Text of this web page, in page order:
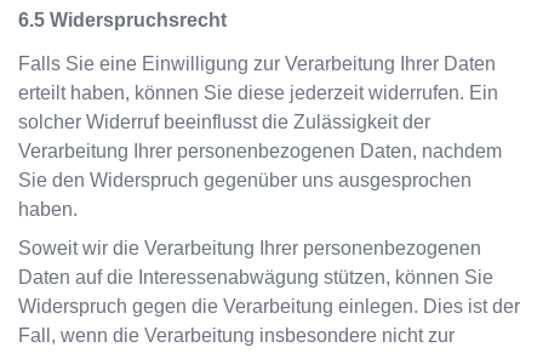
Widerspruchsrecht
Falls Sie eine Einwilligung zur Verarbeitung Ihrer Daten
erteilt haben, können Sie diese jederzeit widerrufen. Ein
solcher Widerruf beeinflusst die Zulässigkeit der
Verarbeitung Ihrer personenbezogenen Daten, nachdem
Sie den Widerspruch gegenüber uns ausgesprochen
haben.
Soweit wir die Verarbeitung Ihrer personenbezogenen
Daten auf die Interessenabwägung stützen, können Sie
Widerspruch gegen die Verarbeitung einlegen. Dies ist der
Fall, wenn die Verarbeitung insbesondere nicht zur